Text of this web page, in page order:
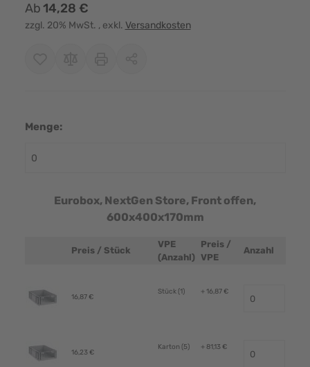
Ab14,28 €
zzgl. 20% MwSt. , exkl. Versandkosten
Menge:
Eurobox, NextGen Store, Front offen,
600x400x170mm
Produktbild
Preis / Stück
VPE
(Anzahl)
Preis /
VPE
Anzahl
16,87 €
Stück (1) + 16,87 €
16,23 €
Karton (5) + 81,13 €